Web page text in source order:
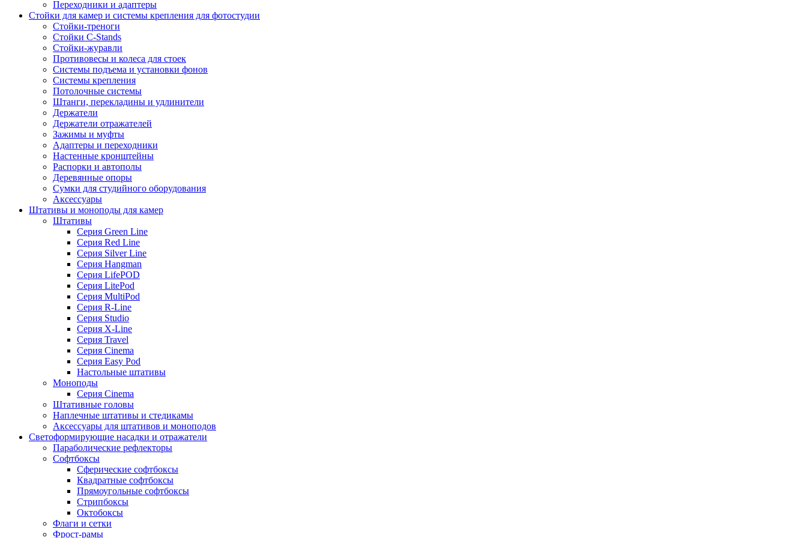
Переходники и адаптеры
Стойки для камер и системы крепления для фотостудии
Стойки-треноги
Стойки C-Stands
Стойки-журавли
Противовесы и колеса для стоек
Системы подъема и установки фонов
Системы крепления
Потолочные системы
Штанги, перекладины и удлинители
Держатели
Держатели отражателей
Зажимы и муфты
Адаптеры и переходники
Настенные кронштейны
Распорки и автополы
Деревянные опоры
Сумки для студийного оборудования
Аксессуары
Штативы и моноподы для камер
Штативы
Серия Green Line
Серия Red Line
Серия Silver Line
Серия Hangman
Серия LifePOD
Серия LitePod
Серия MultiPod
Серия R-Line
Серия Studio
Серия X-Line
Серия Travel
Серия Cinema
Серия Easy Pod
Настольные штативы
Моноподы
Серия Cinema
Штативные головы
Наплечные штативы и стедикамы
Аксессуары для штативов и моноподов
Светоформирующие насадки и отражатели
Параболические рефлекторы
Софтбоксы
Сферические софтбоксы
Квадратные софтбоксы
Прямоугольные софтбоксы
Стрипбоксы
Октобоксы
Флаги и сетки
Фрост-рамы